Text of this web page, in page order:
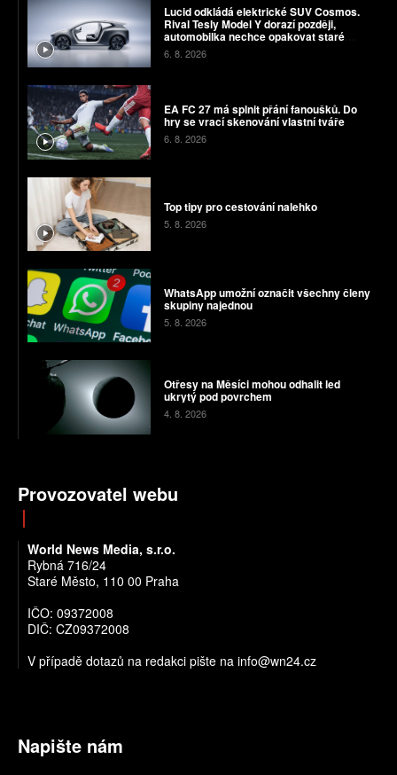
Lucid odkládá elektrické SUV Cosmos.
Rival Tesly Model Y dorazí později,
automobilka nechce opakovat staré
chyby
6. 8. 2026
EA FC 27 má splnit přání fanoušků. Do
hry se vrací skenování vlastní tváře
6. 8. 2026
Top tipy pro cestování nalehko
5. 8. 2026
WhatsApp umožní označit všechny členy
skupiny najednou
5. 8. 2026
Otřesy na Měsíci mohou odhalit led
ukrytý pod povrchem
4. 8. 2026
Provozovatel webu
World News Media, s.r.o.
Rybná 716/24
Staré Město, 110 00 Praha
IČO: 09372008
DIČ: CZ09372008
V případě dotazů na redakci pište na info@wn24.cz
Napište nám